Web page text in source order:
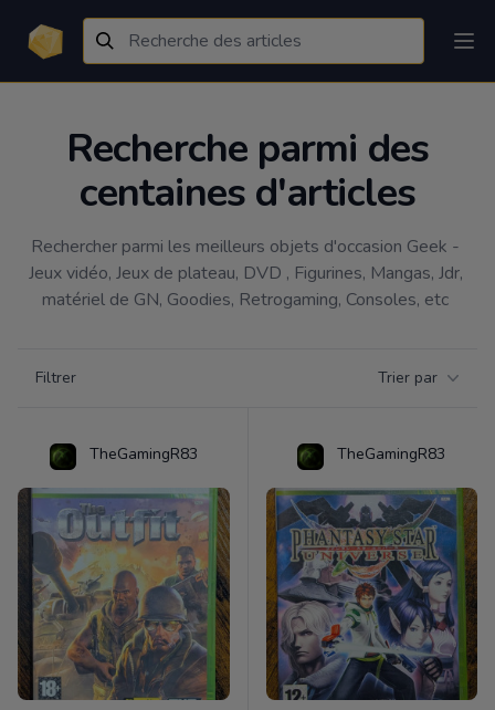
Recherche parmi des
centaines d'articles
Rechercher parmi les meilleurs objets d'occasion Geek -
Jeux vidéo, Jeux de plateau, DVD , Figurines, Mangas, Jdr,
matériel de GN, Goodies, Retrogaming, Consoles, etc
Filtrer Trier par
TheGamingR83 TheGamingR83